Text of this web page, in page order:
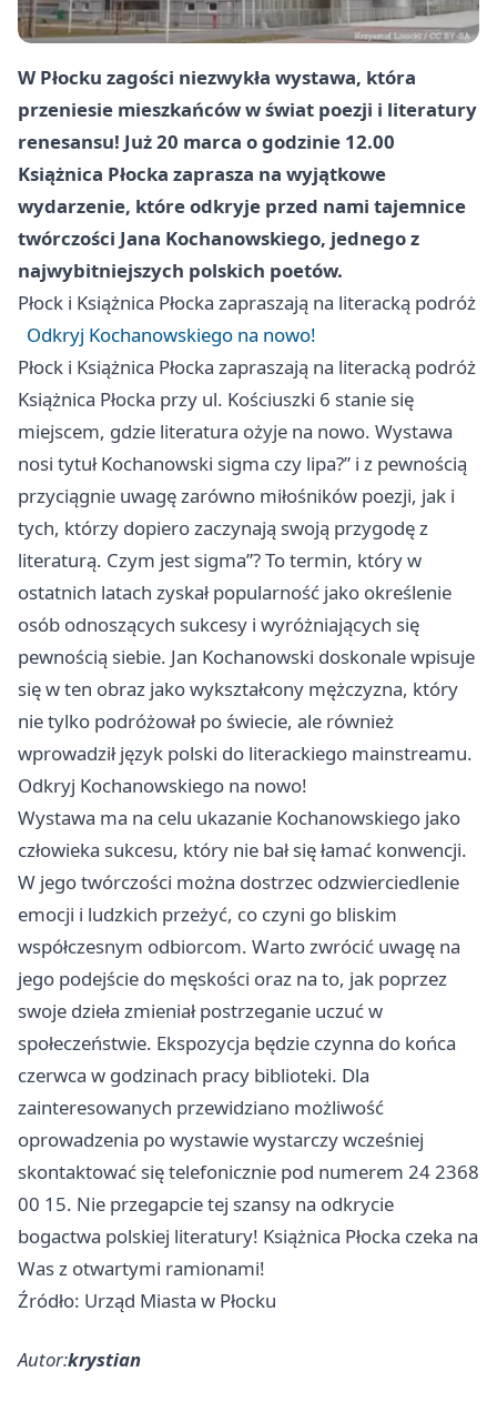
W Płocku zagości niezwykła wystawa, która
przeniesie mieszkańców w świat poezji i literatury
renesansu! Już 20 marca o godzinie 12.00
Książnica Płocka zaprasza na wyjątkowe
wydarzenie, które odkryje przed nami tajemnice
twórczości Jana Kochanowskiego, jednego z
najwybitniejszych polskich poetów.
Płock i Książnica Płocka zapraszają na literacką podróż
Odkryj Kochanowskiego na nowo!
Płock i Książnica Płocka zapraszają na literacką podróż
Książnica Płocka przy ul. Kościuszki 6 stanie się
miejscem, gdzie literatura ożyje na nowo. Wystawa
nosi tytuł Kochanowski sigma czy lipa?” i z pewnością
przyciągnie uwagę zarówno miłośników poezji, jak i
tych, którzy dopiero zaczynają swoją przygodę z
literaturą. Czym jest sigma”? To termin, który w
ostatnich latach zyskał popularność jako określenie
osób odnoszących sukcesy i wyróżniających się
pewnością siebie. Jan Kochanowski doskonale wpisuje
się w ten obraz jako wykształcony mężczyzna, który
nie tylko podróżował po świecie, ale również
wprowadził język polski do literackiego mainstreamu.
Odkryj Kochanowskiego na nowo!
Wystawa ma na celu ukazanie Kochanowskiego jako
człowieka sukcesu, który nie bał się łamać konwencji.
W jego twórczości można dostrzec odzwierciedlenie
emocji i ludzkich przeżyć, co czyni go bliskim
współczesnym odbiorcom. Warto zwrócić uwagę na
jego podejście do męskości oraz na to, jak poprzez
swoje dzieła zmieniał postrzeganie uczuć w
społeczeństwie. Ekspozycja będzie czynna do końca
czerwca w godzinach pracy biblioteki. Dla
zainteresowanych przewidziano możliwość
oprowadzenia po wystawie wystarczy wcześniej
skontaktować się telefonicznie pod numerem 24 2368
00 15. Nie przegapcie tej szansy na odkrycie
bogactwa polskiej literatury! Książnica Płocka czeka na
Was z otwartymi ramionami!
Źródło: Urząd Miasta w Płocku
Autor:krystian